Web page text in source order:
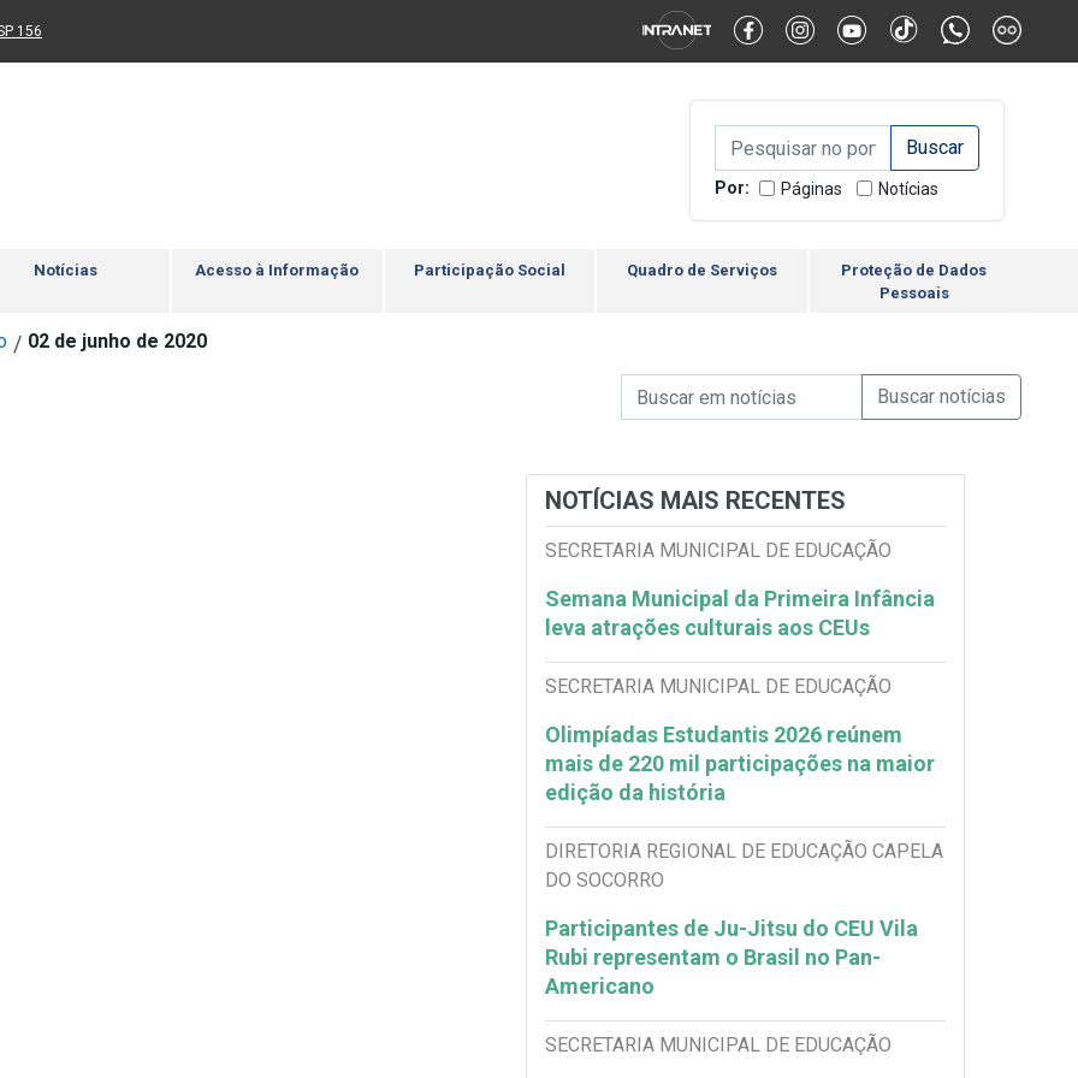
Ir para rodapé Alternar Alto Contraste Alternar Tamanho da Fonte
para um novo sítio)
156
Campo de Busca de
Campo de Busca de informaçõesEnviar a Busca
Por: Páginas Notícias
Notícias Acesso à Informação Participação Social Quadro de Serviços
Proteção de Dados
Pessoais
/ 02 de junho de 2020
Campo de Busca de Notícias
Campo de Busca de informaçõesEnviar a Busca de
NOTÍCIAS MAIS RECENTES
SECRETARIA MUNICIPAL DE EDUCAÇÃO
Semana Municipal da Primeira Infância
leva atrações culturais aos CEUs
SECRETARIA MUNICIPAL DE EDUCAÇÃO
Olimpíadas Estudantis 2026 reúnem
mais de 220 mil participações na maior
edição da história
DIRETORIA REGIONAL DE EDUCAÇÃO CAPELA
DO SOCORRO
Participantes de Ju-Jitsu do CEU Vila
Rubi representam o Brasil no Pan-
Americano
SECRETARIA MUNICIPAL DE EDUCAÇÃO